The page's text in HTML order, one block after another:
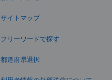
サイトマップ
フリーワードで探す
都道府県選択